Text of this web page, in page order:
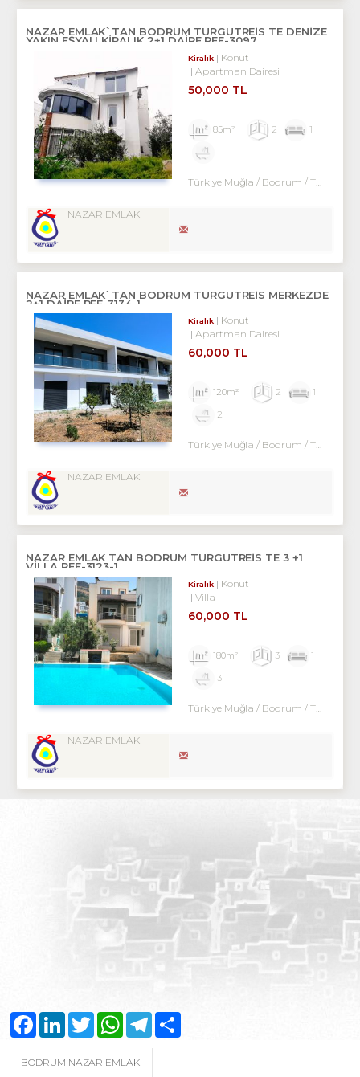
NAZAR EMLAK`TAN BODRUM TURGUTREİS TE DENİZE
YAKIN EŞYALI KİRALIK 2+1 DAİRE REF-3097
Kiralık
Konut
Apartman Dairesi
50,000 TL
85m² 2
1
1
Türkiye Muğla / Bodrum / Turgutreis
NAZAR EMLAK
NAZAR EMLAK`TAN BODRUM TURGUTREİS MERKEZDE
2+1 DAİRE REF-3134-1
Kiralık
Konut
Apartman Dairesi
60,000 TL
120m² 2
1
2
Türkiye Muğla / Bodrum / Turgutreis
NAZAR EMLAK
NAZAR EMLAK TAN BODRUM TURGUTREİS TE 3 +1
VİLLA REF-3123-1
Kiralık
Konut
Villa
60,000 TL
180m² 3
1
3
Türkiye Muğla / Bodrum / Turgutreis
NAZAR EMLAK
BODRUM NAZAR EMLAK
FacebookLinkedInTwitter WhatsAppTelegram